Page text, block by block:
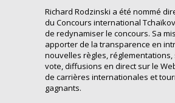
Richard Rodzinski a été nommé
du Concours international
de redynamiser le concours. Sa
apporter de la transparence en
nouvelles règles, réglementations,
vote, diffusions en direct sur le
de carrières internationales et
gagnants.